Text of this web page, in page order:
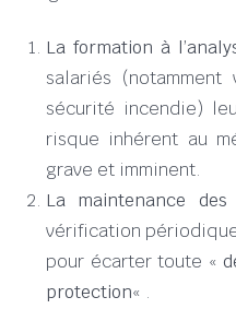
La formation à
salariés
sécurité incendie)
risque inhérent au
grave et imminent.
La maintenance
vérification
pour écarter toute «
protection« .